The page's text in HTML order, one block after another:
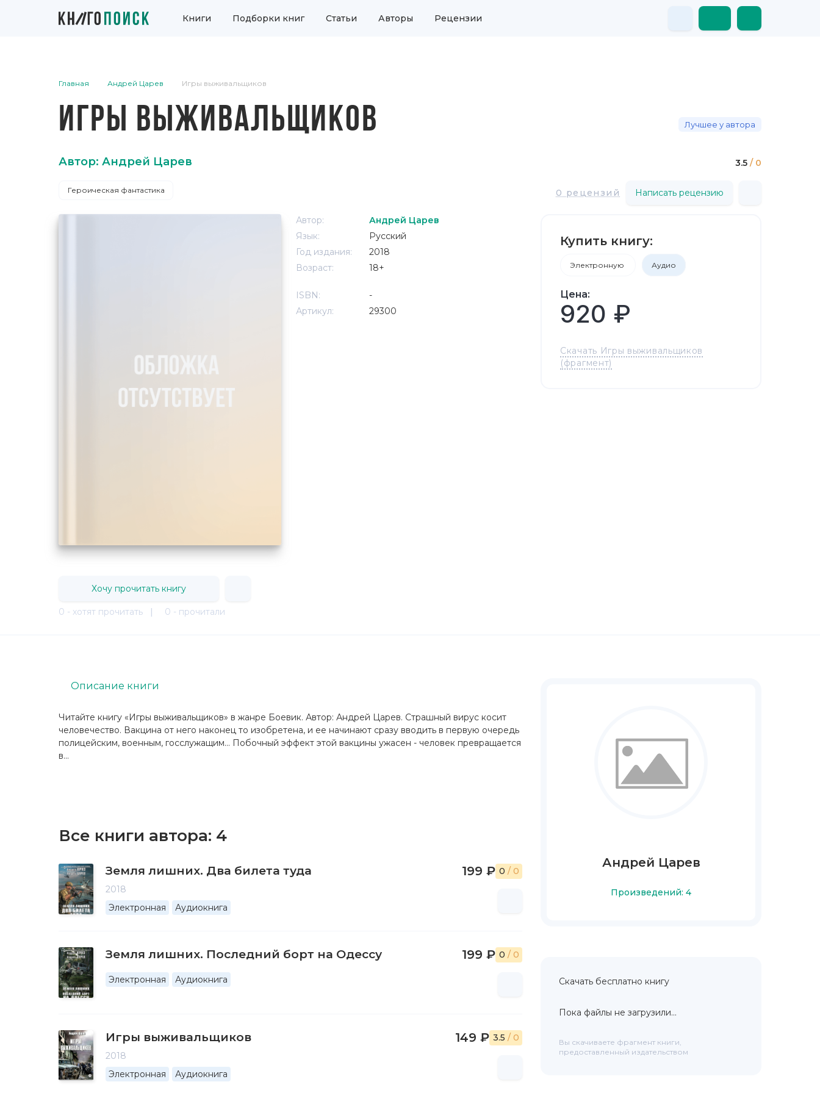
Книги Подборки книг Статьи Авторы Рецензии
Главная Андрей Царев Игры выживальщиков
ИГРЫ ВЫЖИВАЛЬЩИКОВ Лучшее у автора
Автор: Андрей Царев 3.5 / 0
Героическая фантастика 0 рецензий Написать рецензию
Автор:
Андрей Царев
Язык:
Русский
Год издания:
2018
Возраст:
18+
ISBN:
-
Артикул:
29300
Купить книгу:
Электронную Аудио
Цена:
920 ₽
Скачать Игры выживальщиков
(фрагмент)
Хочу прочитать книгу
0 - хотят прочитать | 0 - прочитали
Читайте книгу «Игры выживальщиков» в жанре Боевик. Автор: Андрей Царев. Страшный вирус косит
человечество. Вакцина от него наконец то изобретена, и ее начинают сразу вводить в первую очередь
полицейским, военным, госслужащим... Побочный эффект этой вакцины ужасен - человек превращается
в...
Описание книги
Все книги автора: 4
Земля лишних. Два билета туда
2018
Электронная
Аудиокнига
199 ₽ 0 / 0
Земля лишних. Последний борт на Одессу
Электронная Аудиокнига
199 ₽ 0 / 0
Игры выживальщиков
2018
Электронная
Аудиокнига
149 ₽ 3.5 / 0
Андрей Царев
Произведений: 4
Скачать бесплатно книгу
Пока файлы не загрузили...
Вы скачиваете фрагмент книги,
предоставленный издательством